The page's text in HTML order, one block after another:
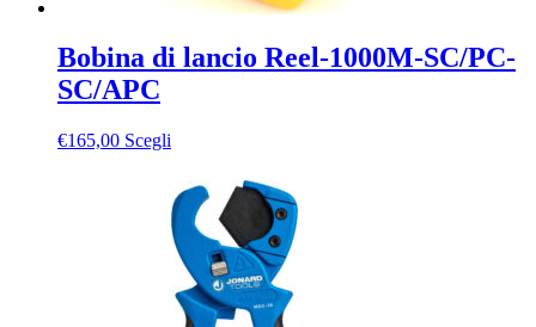
Bobina di lancio Reel-1000M-SC/PC-
SC/APC
€165,00 Scegli
più
varianti.
Le
opzioni
possono
essere